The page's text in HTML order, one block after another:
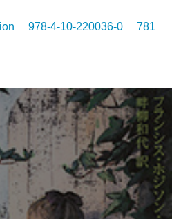
978-4-10-220036-0 781